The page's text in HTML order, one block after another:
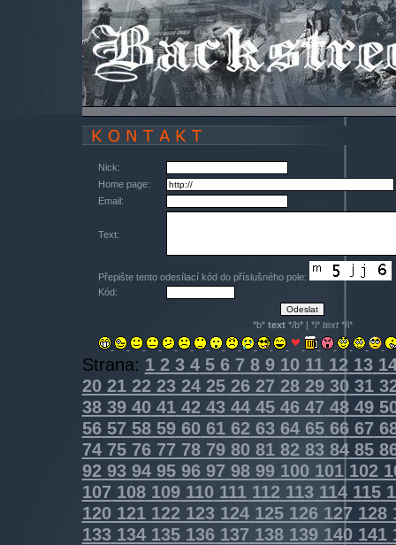
Nick:
Home page:
Email:
Text:
Přepište tento odesílací kód do příslušného pole:
Kód:
*b* text*/b* | *i* text*/i*
Strana: 12345678910111213
2021222324252627 28293031
38394041424344454647 4849
565758596061626364656667
747576777879808182838485
9293949596979899100101102
107108109110111112113114115
120121122123124125126127128
133134135136137 138139140141